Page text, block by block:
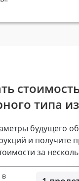
типа
будущего
и получите
за
в